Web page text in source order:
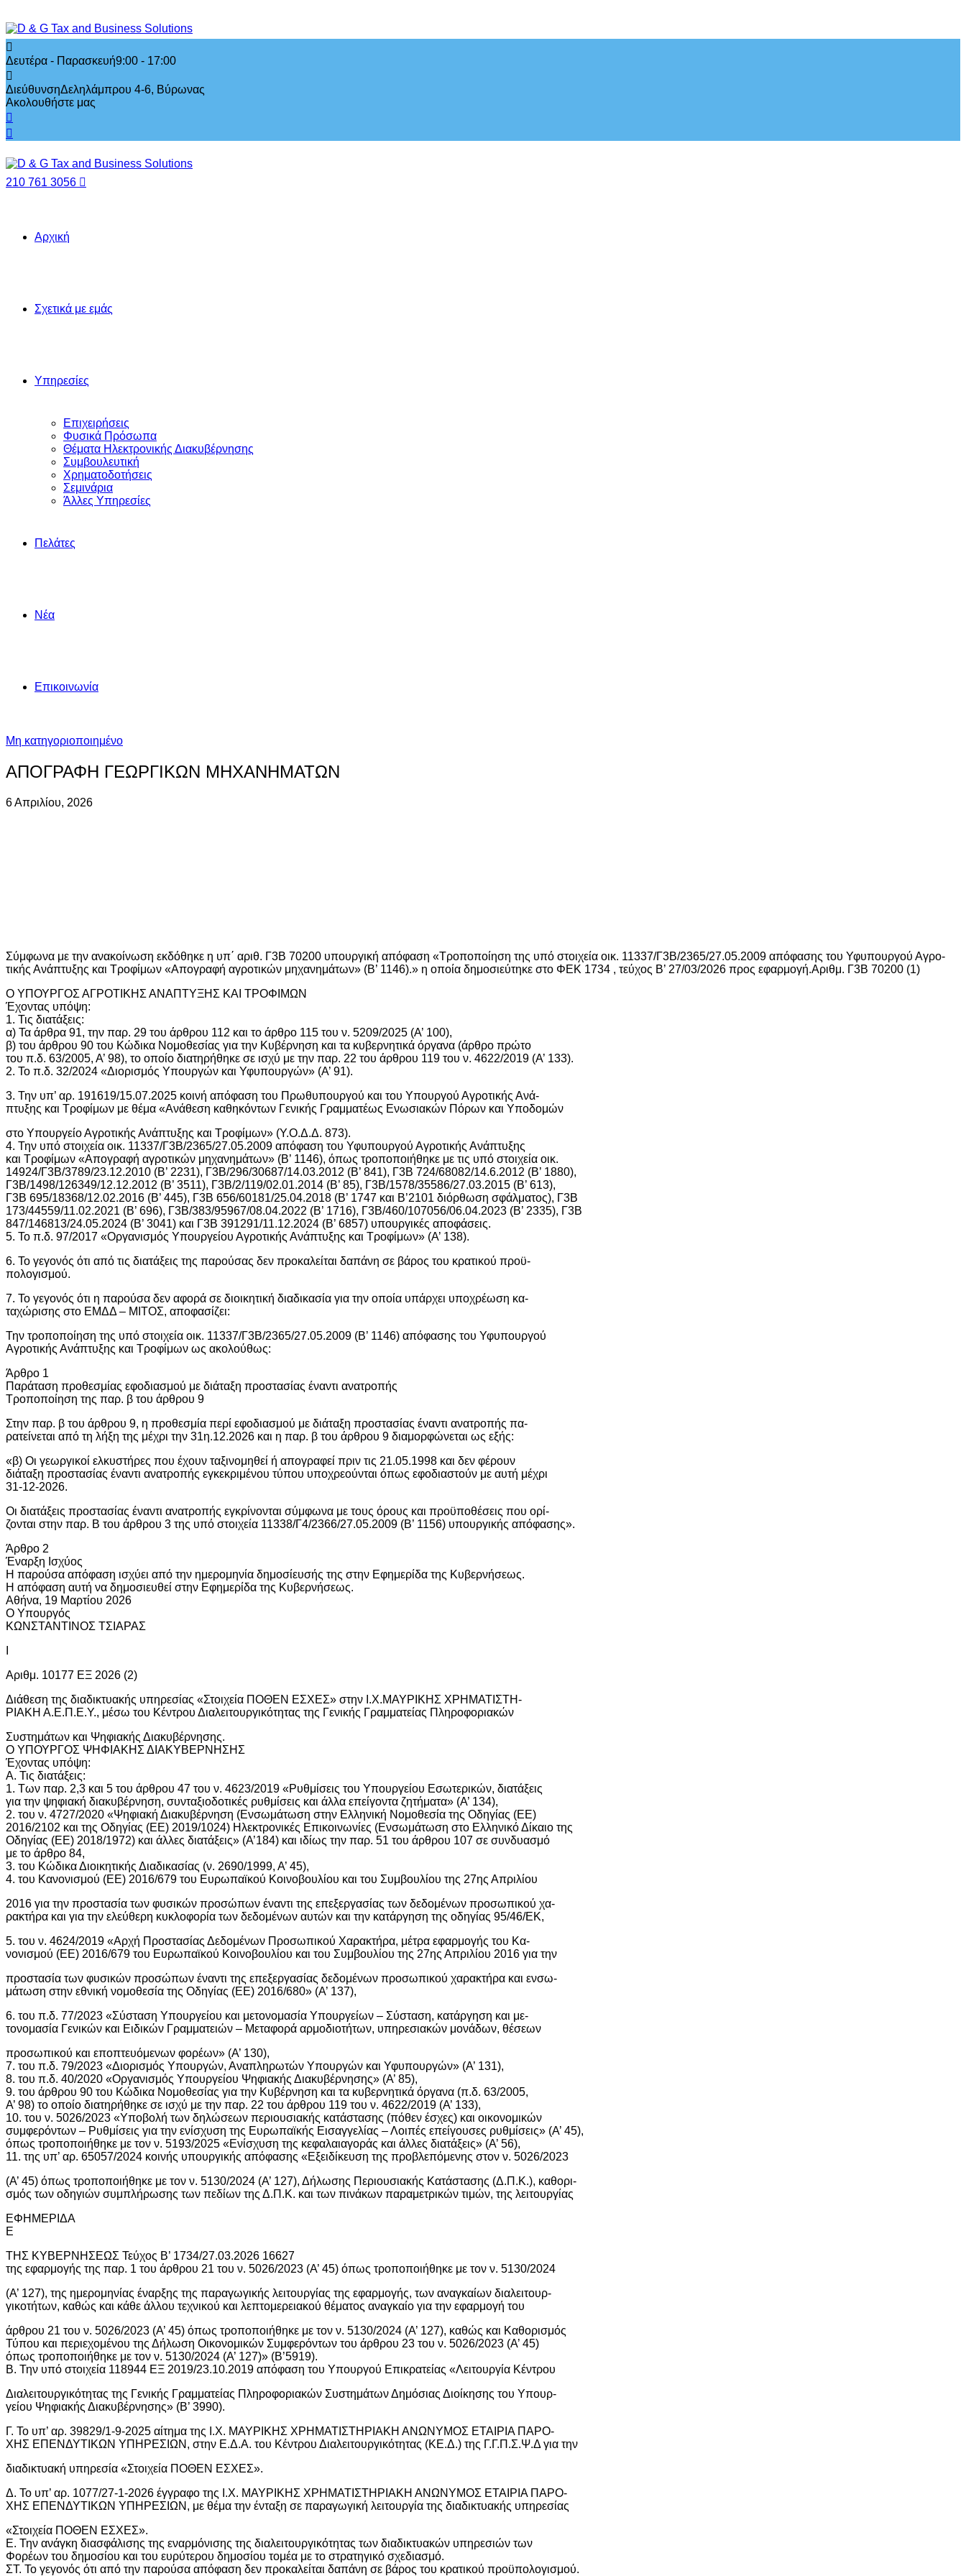
Δευτέρα - Παρασκευή9:00 - 17:00
ΔιεύθυνσηΔεληλάμπρου 4-6, Βύρωνας
Ακολουθήστε μας
210 761 3056
Αρχική
Σχετικά με εμάς
Υπηρεσίες
Επιχειρήσεις
Φυσικά Πρόσωπα
Θέματα Ηλεκτρονικής Διακυβέρνησης
Συμβουλευτική
Χρηματοδοτήσεις
Σεμινάρια
Άλλες Yπηρεσίες
Πελάτες
Νέα
Επικοινωνία
Μη κατηγοριοποιημένο
ΑΠΟΓΡΑΦΗ ΓΕΩΡΓΙΚΩΝ ΜΗΧΑΝΗΜΑΤΩΝ
6 Απριλίου, 2026
Σύμφωνα με την ανακοίνωση εκδόθηκε η υπ΄ αριθ. Γ3Β 70200 υπουργική απόφαση «Τροποποίηση της υπό στοιχεία οικ. 11337/Γ3Β/2365/27.05.2009 απόφασης του Υφυπουργού Αγρο-
τικής Ανάπτυξης και Τροφίμων «Απογραφή αγροτικών μηχανημάτων» (Β’ 1146).» η οποία δημοσιεύτηκε στο ΦΕΚ 1734 , τεύχος Β’ 27/03/2026 προς εφαρμογή.Αριθμ. Γ3Β 70200 (1)
Ο ΥΠΟΥΡΓΟΣ ΑΓΡΟΤΙΚΗΣ ΑΝΑΠΤΥΞΗΣ ΚΑΙ ΤΡΟΦΙΜΩΝ
Έχοντας υπόψη:
1. Τις διατάξεις:
α) Τα άρθρα 91, την παρ. 29 του άρθρου 112 και το άρθρο 115 του ν. 5209/2025 (Α’ 100),
β) του άρθρου 90 του Κώδικα Νομοθεσίας για την Κυβέρνηση και τα κυβερνητικά όργανα (άρθρο πρώτο
του π.δ. 63/2005, Α’ 98), το οποίο διατηρήθηκε σε ισχύ με την παρ. 22 του άρθρου 119 του ν. 4622/2019 (Α’ 133).
2. Το π.δ. 32/2024 «Διορισμός Υπουργών και Υφυπουργών» (Α’ 91).
3. Την υπ’ αρ. 191619/15.07.2025 κοινή απόφαση του Πρωθυπουργού και του Υπουργού Αγροτικής Ανά-
πτυξης και Τροφίμων με θέμα «Ανάθεση καθηκόντων Γενικής Γραμματέως Ενωσιακών Πόρων και Υποδομών
στο Υπουργείο Αγροτικής Ανάπτυξης και Τροφίμων» (Υ.Ο.Δ.Δ. 873).
4. Την υπό στοιχεία οικ. 11337/Γ3Β/2365/27.05.2009 απόφαση του Υφυπουργού Αγροτικής Ανάπτυξης
και Τροφίμων «Απογραφή αγροτικών μηχανημάτων» (Β’ 1146), όπως τροποποιήθηκε με τις υπό στοιχεία οικ.
14924/Γ3Β/3789/23.12.2010 (Β’ 2231), Γ3Β/296/30687/14.03.2012 (Β’ 841), Γ3Β 724/68082/14.6.2012 (Β’ 1880),
Γ3Β/1498/126349/12.12.2012 (Β’ 3511), Γ3Β/2/119/02.01.2014 (Β’ 85), Γ3Β/1578/35586/27.03.2015 (Β’ 613),
Γ3B 695/18368/12.02.2016 (Β’ 445), Γ3B 656/60181/25.04.2018 (Β’ 1747 και Β’2101 διόρθωση σφάλματος), Γ3Β
173/44559/11.02.2021 (Β’ 696), Γ3Β/383/95967/08.04.2022 (Β’ 1716), Γ3Β/460/107056/06.04.2023 (Β’ 2335), Γ3Β
847/146813/24.05.2024 (Β’ 3041) και Γ3Β 391291/11.12.2024 (Β’ 6857) υπουργικές αποφάσεις.
5. Το π.δ. 97/2017 «Οργανισμός Υπουργείου Αγροτικής Ανάπτυξης και Τροφίμων» (Α’ 138).
6. Το γεγονός ότι από τις διατάξεις της παρούσας δεν προκαλείται δαπάνη σε βάρος του κρατικού προϋ-
πολογισμού.
7. Το γεγονός ότι η παρούσα δεν αφορά σε διοικητική διαδικασία για την οποία υπάρχει υποχρέωση κα-
ταχώρισης στο ΕΜΔΔ – ΜΙΤΟΣ, αποφασίζει:
Την τροποποίηση της υπό στοιχεία οικ. 11337/Γ3Β/2365/27.05.2009 (Β’ 1146) απόφασης του Υφυπουργού
Αγροτικής Ανάπτυξης και Τροφίμων ως ακολούθως:
Άρθρο 1
Παράταση προθεσμίας εφοδιασμού με διάταξη προστασίας έναντι ανατροπής
Τροποποίηση της παρ. β του άρθρου 9
Στην παρ. β του άρθρου 9, η προθεσμία περί εφοδιασμού με διάταξη προστασίας έναντι ανατροπής πα-
ρατείνεται από τη λήξη της μέχρι την 31η.12.2026 και η παρ. β του άρθρου 9 διαμορφώνεται ως εξής:
«β) Οι γεωργικοί ελκυστήρες που έχουν ταξινομηθεί ή απογραφεί πριν τις 21.05.1998 και δεν φέρουν
διάταξη προστασίας έναντι ανατροπής εγκεκριμένου τύπου υποχρεούνται όπως εφοδιαστούν με αυτή μέχρι
31-12-2026.
Οι διατάξεις προστασίας έναντι ανατροπής εγκρίνονται σύμφωνα με τους όρους και προϋποθέσεις που ορί-
ζονται στην παρ. Β του άρθρου 3 της υπό στοιχεία 11338/Γ4/2366/27.05.2009 (Β’ 1156) υπουργικής απόφασης».
Άρθρο 2
Έναρξη Ισχύος
Η παρούσα απόφαση ισχύει από την ημερομηνία δημοσίευσής της στην Εφημερίδα της Κυβερνήσεως.
Η απόφαση αυτή να δημοσιευθεί στην Εφημερίδα της Κυβερνήσεως.
Αθήνα, 19 Μαρτίου 2026
O Υπουργός
ΚΩΝΣΤΑΝΤΙΝΟΣ ΤΣΙΑΡΑΣ
Αριθμ. 10177 ΕΞ 2026 (2)
Διάθεση της διαδικτυακής υπηρεσίας «Στοιχεία ΠΟΘΕΝ ΕΣΧΕΣ» στην Ι.Χ.ΜΑΥΡΙΚΗΣ ΧΡΗΜΑΤΙΣΤΗ-
ΡΙΑΚΗ Α.Ε.Π.Ε.Υ., μέσω του Κέντρου Διαλειτουργικότητας της Γενικής Γραμματείας Πληροφοριακών
Συστημάτων και Ψηφιακής Διακυβέρνησης.
Ο ΥΠΟΥΡΓΟΣ ΨΗΦΙΑΚΗΣ ΔΙΑΚΥΒΕΡΝΗΣΗΣ
Έχοντας υπόψη:
Α. Τις διατάξεις:
1. Των παρ. 2,3 και 5 του άρθρου 47 του ν. 4623/2019 «Ρυθμίσεις του Υπουργείου Εσωτερικών, διατάξεις
για την ψηφιακή διακυβέρνηση, συνταξιοδοτικές ρυθμίσεις και άλλα επείγοντα ζητήματα» (Α’ 134),
2. του ν. 4727/2020 «Ψηφιακή Διακυβέρνηση (Ενσωμάτωση στην Ελληνική Νομοθεσία της Οδηγίας (ΕΕ)
2016/2102 και της Οδηγίας (ΕΕ) 2019/1024) Ηλεκτρονικές Επικοινωνίες (Ενσωμάτωση στο Ελληνικό Δίκαιο της
Οδηγίας (ΕΕ) 2018/1972) και άλλες διατάξεις» (A’184) και ιδίως την παρ. 51 του άρθρου 107 σε συνδυασμό
με το άρθρο 84,
3. του Κώδικα Διοικητικής Διαδικασίας (ν. 2690/1999, Α’ 45),
4. του Κανονισμού (ΕΕ) 2016/679 του Ευρωπαϊκού Κοινοβουλίου και του Συμβουλίου της 27ης Απριλίου
2016 για την προστασία των φυσικών προσώπων έναντι της επεξεργασίας των δεδομένων προσωπικού χα-
ρακτήρα και για την ελεύθερη κυκλοφορία των δεδομένων αυτών και την κατάργηση της οδηγίας 95/46/ΕΚ,
5. του ν. 4624/2019 «Αρχή Προστασίας Δεδομένων Προσωπικού Χαρακτήρα, μέτρα εφαρμογής του Κα-
νονισμού (ΕΕ) 2016/679 του Ευρωπαϊκού Κοινοβουλίου και του Συμβουλίου της 27ης Απριλίου 2016 για την
προστασία των φυσικών προσώπων έναντι της επεξεργασίας δεδομένων προσωπικού χαρακτήρα και ενσω-
μάτωση στην εθνική νομοθεσία της Οδηγίας (ΕΕ) 2016/680» (Α’ 137),
6. του π.δ. 77/2023 «Σύσταση Υπουργείου και μετονομασία Υπουργείων – Σύσταση, κατάργηση και με-
τονομασία Γενικών και Ειδικών Γραμματειών – Μεταφορά αρμοδιοτήτων, υπηρεσιακών μονάδων, θέσεων
προσωπικού και εποπτευόμενων φορέων» (Α’ 130),
7. του π.δ. 79/2023 «Διορισμός Υπουργών, Αναπληρωτών Υπουργών και Υφυπουργών» (Α’ 131),
8. του π.δ. 40/2020 «Οργανισμός Υπουργείου Ψηφιακής Διακυβέρνησης» (Α’ 85),
9. του άρθρου 90 του Κώδικα Νομοθεσίας για την Κυβέρνηση και τα κυβερνητικά όργανα (π.δ. 63/2005,
Α’ 98) το οποίο διατηρήθηκε σε ισχύ με την παρ. 22 του άρθρου 119 του ν. 4622/2019 (Α’ 133),
10. του ν. 5026/2023 «Υποβολή των δηλώσεων περιουσιακής κατάστασης (πόθεν έσχες) και οικονομικών
συμφερόντων – Ρυθμίσεις για την ενίσχυση της Ευρωπαϊκής Εισαγγελίας – Λοιπές επείγουσες ρυθμίσεις» (Α’ 45),
όπως τροποποιήθηκε με τον ν. 5193/2025 «Ενίσχυση της κεφαλαιαγοράς και άλλες διατάξεις» (Α’ 56),
11. της υπ’ αρ. 65057/2024 κοινής υπουργικής απόφασης «Εξειδίκευση της προβλεπόμενης στον ν. 5026/2023
(Α’ 45) όπως τροποποιήθηκε με τον ν. 5130/2024 (Α’ 127), Δήλωσης Περιουσιακής Κατάστασης (Δ.Π.Κ.), καθορι-
σμός των οδηγιών συμπλήρωσης των πεδίων της Δ.Π.Κ. και των πινάκων παραμετρικών τιμών, της λειτουργίας
ΕΦΗΜΕΡΙΔΑ
E
ΤΗΣ ΚΥΒΕΡΝΗΣΕΩΣ Τεύχος B’ 1734/27.03.2026 16627
της εφαρμογής της παρ. 1 του άρθρου 21 του ν. 5026/2023 (Α’ 45) όπως τροποποιήθηκε με τον ν. 5130/2024
(Α’ 127), της ημερομηνίας έναρξης της παραγωγικής λειτουργίας της εφαρμογής, των αναγκαίων διαλειτουρ-
γικοτήτων, καθώς και κάθε άλλου τεχνικού και λεπτομερειακού θέματος αναγκαίο για την εφαρμογή του
άρθρου 21 του ν. 5026/2023 (Α’ 45) όπως τροποποιήθηκε με τον ν. 5130/2024 (Α’ 127), καθώς και Καθορισμός
Τύπου και περιεχομένου της Δήλωση Οικονομικών Συμφερόντων του άρθρου 23 του ν. 5026/2023 (Α’ 45)
όπως τροποποιήθηκε με τον ν. 5130/2024 (Α’ 127)» (Β’5919).
Β. Την υπό στοιχεία 118944 ΕΞ 2019/23.10.2019 απόφαση του Υπουργού Επικρατείας «Λειτουργία Κέντρου
Διαλειτουργικότητας της Γενικής Γραμματείας Πληροφοριακών Συστημάτων Δημόσιας Διοίκησης του Υπουρ-
γείου Ψηφιακής Διακυβέρνησης» (Β’ 3990).
Γ. Το υπ’ αρ. 39829/1-9-2025 αίτημα της Ι.Χ. ΜΑΥΡΙΚΗΣ ΧΡΗΜΑΤΙΣΤΗΡΙΑΚΗ ΑΝΩΝΥΜΟΣ ΕΤΑΙΡΙΑ ΠΑΡΟ-
ΧΗΣ ΕΠΕΝΔΥΤΙΚΩΝ ΥΠΗΡΕΣΙΩΝ, στην Ε.Δ.Α. του Κέντρου Διαλειτουργικότητας (ΚΕ.Δ.) της Γ.Γ.Π.Σ.Ψ.Δ για την
διαδικτυακή υπηρεσία «Στοιχεία ΠΟΘΕΝ ΕΣΧΕΣ».
Δ. Το υπ’ αρ. 1077/27-1-2026 έγγραφο της Ι.Χ. ΜΑΥΡΙΚΗΣ ΧΡΗΜΑΤΙΣΤΗΡΙΑΚΗ ΑΝΩΝΥΜΟΣ ΕΤΑΙΡΙΑ ΠΑΡΟ-
ΧΗΣ ΕΠΕΝΔΥΤΙΚΩΝ ΥΠΗΡΕΣΙΩΝ, με θέμα την ένταξη σε παραγωγική λειτουργία της διαδικτυακής υπηρεσίας
«Στοιχεία ΠΟΘΕΝ ΕΣΧΕΣ».
Ε. Την ανάγκη διασφάλισης της εναρμόνισης της διαλειτουργικότητας των διαδικτυακών υπηρεσιών των
Φορέων του δημοσίου και του ευρύτερου δημοσίου τομέα με το στρατηγικό σχεδιασμό.
ΣΤ. Το γεγονός ότι από την παρούσα απόφαση δεν προκαλείται δαπάνη σε βάρος του κρατικού προϋπολογισμού.